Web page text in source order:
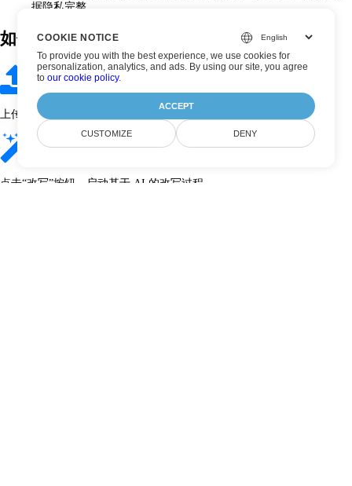
据隐私完整。
如何在三步轻松改写您的 PDF 文档
上传文档。
点击“改写”按钮，启动基于 AI 的改写过程。
COOKIE NOTICE
To provide you with the best experience, we use cookies for
personalization, analytics, and ads. By using our site, you agree
toour cookie policy.
ACCEPT
CUSTOMIZE DENY